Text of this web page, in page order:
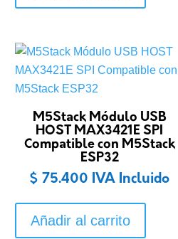
M5Stack Módulo USB
HOST MAX3421E SPI
Compatible con M5Stack
ESP32
$ 75.400 IVA Incluido
Añadir al carrito